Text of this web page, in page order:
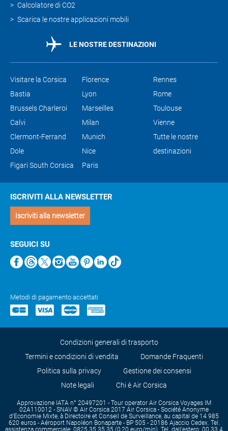
Calcolatore di CO2
Scarica le nostre applicazioni mobili
LE NOSTRE DESTINAZIONI
Visitare la Corsica
Bastia
Brussels Charleroi
Calvi
Clermont-Ferrand
Dole
Figari South Corsica
Florence
Lyon
Marseilles
Milan
Munich
Nice
Paris
Rennes
Rome
Toulouse
Vienne
Tutte le nostre
destinazioni
ISCRIVITI ALLA NEWSLETTER
Iscriviti alla newsletter
SEGUICI SU
Metodi di pagamento accettati
Condizioni generali di trasporto
Termini e condizioni di vendita
Domande Fraquenti
Politica sulla privacy
Gestione dei consensi
Note legali
Chi è Air Corsica
Approvazione IATA n° 20497201 - Tour operator Air Corsica Voyages IM
02A110012 - SNAV © Air Corsica 2017 Air Corsica - Société Anonyme
d'Economie Mixte, à Directoire et Conseil de Surveillance, au capital de 14 985
620 euros - Aéroport Napoléon Bonaparte - BP 505 - 20186 Ajaccio Cedex. Tel.
assistenza commerciale: 0825 35 35 35 (0,20 euro/min). Tel. dall'estero: 00 33 4